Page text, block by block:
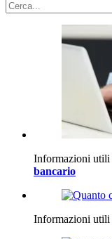
Informazioni utili
bancario
Informazioni utili